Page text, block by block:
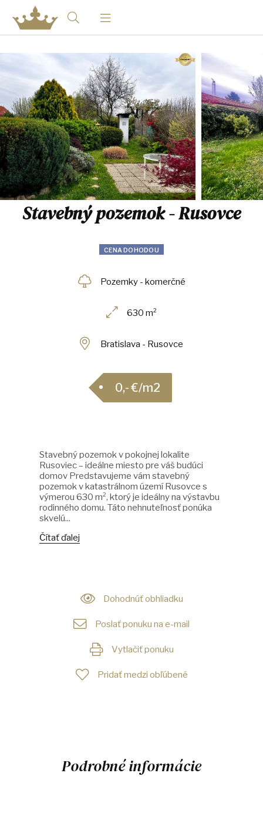
Stavebný pozemok - Rusovce
CENA DOHODOU
Pozemky - komerčné
630 m²
Bratislava - Rusovce
0,- €/m2
Stavebný pozemok v pokojnej lokalite
Rusoviec – ideálne miesto pre váš budúci
domov Predstavujeme vám stavebný
pozemok v katastrálnom území Rusovce s
výmerou 630 m², ktorý je ideálny na výstavbu
rodinného domu. Táto nehnuteľnosť ponúka
skvelú...
Čítať ďalej
Dohodnúť obhliadku
Poslať ponuku na e-mail
Vytlačiť ponuku
Pridať medzi obľúbené
Podrobné informácie